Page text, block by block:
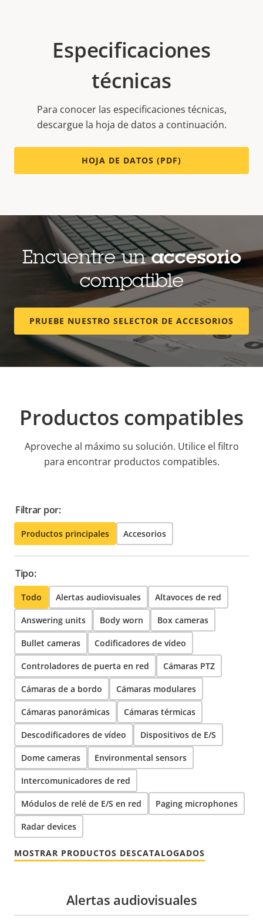
Especificaciones
técnicas
Para conocer las especificaciones técnicas,
descargue la hoja de datos a continuación.
HOJA DE DATOS (PDF)
Encuentre unaccesorio
compatible
PRUEBE NUESTRO SELECTOR DE ACCESORIOS
Productos compatibles
Aproveche al máximo su solución. Utilice el filtro
para encontrar productos compatibles.
Filtrar por:
Productos principales Accesorios
Tipo:
Todo Alertas audiovisuales Altavoces de red
Answering units Body worn Box cameras
Bullet cameras Codificadores de vídeo
Controladores de puerta en red Cámaras PTZ
Cámaras de a bordo Cámaras modulares
Cámaras panorámicas Cámaras térmicas
Descodificadores de vídeo Dispositivos de E/S
Dome cameras Environmental sensors
Intercomunicadores de red
Módulos de relé de E/S en red Paging microphones
Radar devices
MOSTRAR PRODUCTOS DESCATALOGADOS
Alertas audiovisuales